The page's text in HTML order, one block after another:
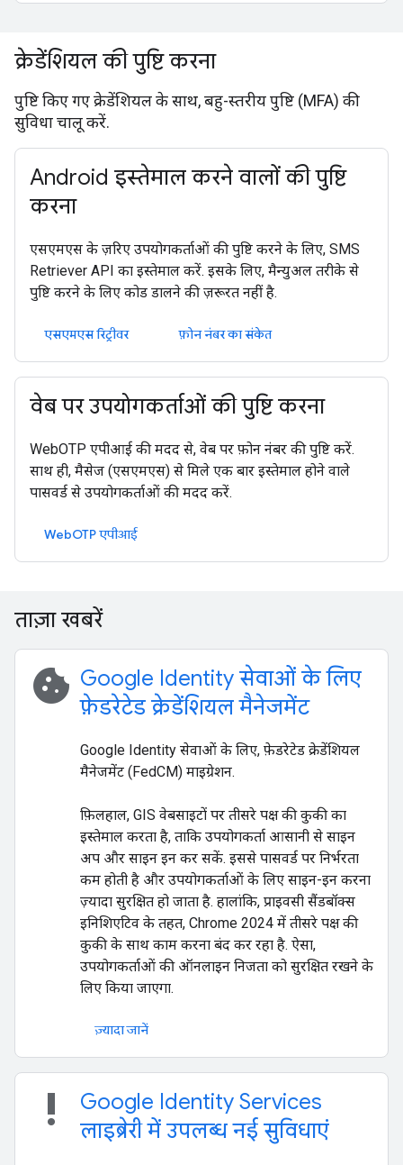
क्रेडेंशियल की पुष्टि करना
पुष्टि किए गए क्रेडेंशियल के साथ, बहु-स्तरीय पुष्टि (MFA) की
सुविधा चालू करें.
Android इस्तेमाल करने वालों की पुष्टि
करना
एसएमएस के ज़रिए उपयोगकर्ताओं की पुष्टि करने के लिए, SMS
Retriever API का इस्तेमाल करें. इसके लिए, मैन्युअल तरीके से
पुष्टि करने के लिए कोड डालने की ज़रूरत नहीं है.
एसएमएस रिट्रीवर फ़ोन नंबर का संकेत
वेब पर उपयोगकर्ताओं की पुष्टि करना
WebOTP एपीआई की मदद से, वेब पर फ़ोन नंबर की पुष्टि करें.
साथ ही, मैसेज (एसएमएस) से मिले एक बार इस्तेमाल होने वाले
पासवर्ड से उपयोगकर्ताओं की मदद करें.
WebOTP एपीआई
ताज़ा खबरें
cookie Google Identity सेवाओं के लिए
फ़ेडरेटेड क्रेडेंशियल मैनेजमेंट
Google Identity सेवाओं के लिए, फ़ेडरेटेड क्रेडेंशियल
मैनेजमेंट (FedCM) माइग्रेशन.
फ़िलहाल, GIS वेबसाइटों पर तीसरे पक्ष की कुकी का
इस्तेमाल करता है, ताकि उपयोगकर्ता आसानी से साइन
अप और साइन इन कर सकें. इससे पासवर्ड पर निर्भरता
कम होती है और उपयोगकर्ताओं के लिए साइन-इन करना
ज़्यादा सुरक्षित हो जाता है. हालांकि, प्राइवसी सैंडबॉक्स
इनिशिएटिव के तहत, Chrome 2024 में तीसरे पक्ष की
कुकी के साथ काम करना बंद कर रहा है. ऐसा,
उपयोगकर्ताओं की ऑनलाइन निजता को सुरक्षित रखने के
लिए किया जाएगा.
ज़्यादा जानें
priority_high
Google Identity Services
लाइब्रेरी में उपलब्ध नई सुविधाएं